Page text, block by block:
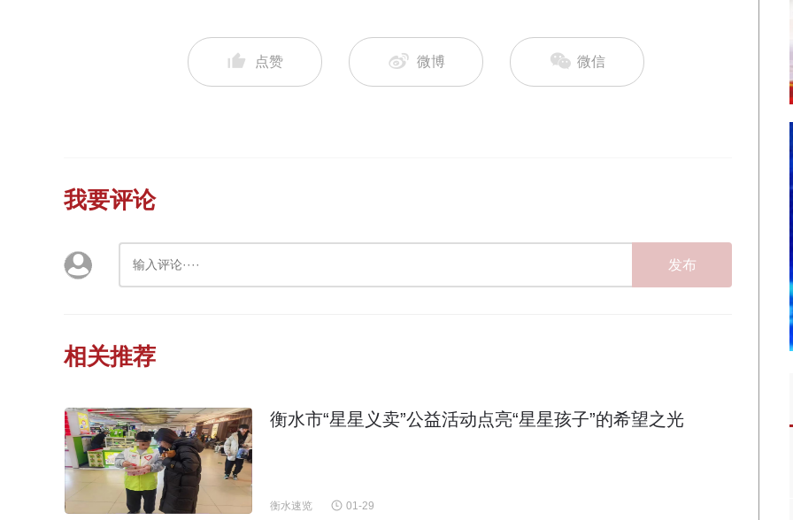
点赞 微博 微信
我要评论
发布
相关推荐
衡水市“星星义卖”公益活动点亮“星星孩子”的希望之光
衡水速览 01-29